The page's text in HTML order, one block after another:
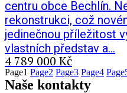
centru obce Bechlín.
rekonstrukci, což
jedinečnou příležitost
vlastních představ a…
4 789 000 Kč
Page1 Page2 Page3 Page4 Page
Naše kontakty